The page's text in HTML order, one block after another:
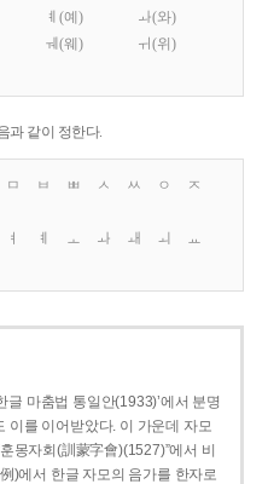
ㅖ(예)
ㅘ(와)
ㅞ(웨)
ㅟ(위)
과 같이 정한다.
ㅁ ㅂ ㅃ ㅅ ㅆ ㅇ
ㅈ
ㅕ ㅖ ㅗ ㅘ ㅙ ㅚ
ㅛ
글 마춤법 통일안(1933)’에서 분명
이를 이어받았다. 이 가운데 자모
몽자회(訓蒙字會)(1527)”에서 비
)에서 한글 자모의 음가를 한자로